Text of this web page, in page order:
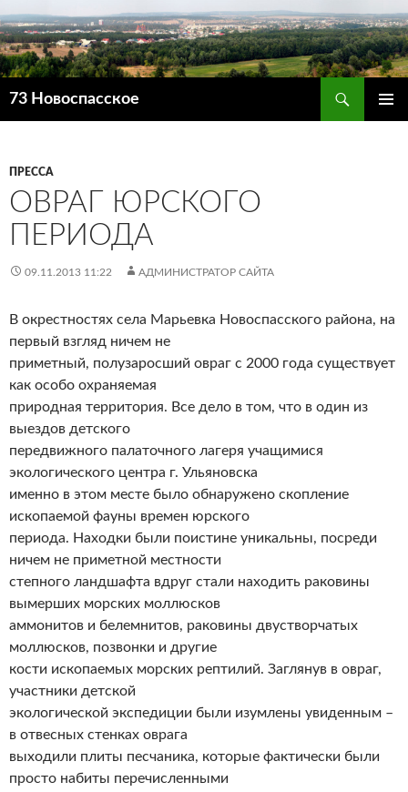
73 Новоспасское
ПРЕССА
ОВРАГ ЮРСКОГО
ПЕРИОДА
09.11.2013 11:22 АДМИНИСТРАТОР САЙТА
В окрестностях села Марьевка Новоспасского района, на
первый взгляд ничем не
приметный, полузаросший овраг с 2000 года существует
как особо охраняемая
природная территория. Все дело в том, что в один из
выездов детского
передвижного палаточного лагеря учащимися
экологического центра г. Ульяновска
именно в этом месте было обнаружено скопление
ископаемой фауны времен юрского
периода. Находки были поистине уникальны, посреди
ничем не приметной местности
степного ландшафта вдруг стали находить раковины
вымерших морских моллюсков
аммонитов и белемнитов, раковины двустворчатых
моллюсков, позвонки и другие
кости ископаемых морских рептилий. Заглянув в овраг,
участники детской
экологической экспедиции были изумлены увиденным –
в отвесных стенках оврага
выходили плиты песчаника, которые фактически были
просто набиты перечисленными